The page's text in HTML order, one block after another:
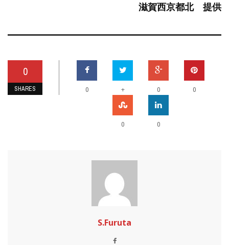
滋賀西京都北 提供
0
SHARES 0 + 0 0
0 0
S.Furuta